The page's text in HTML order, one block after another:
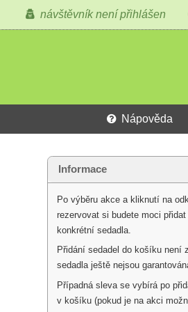
návštěvník není přihlášen
Nápověda
Informace
Po výběru akce a kliknutí na
rezervovat si budete moci
konkrétní sedadla.
Přidání sedadel do košíku není
sedadla ještě nejsou
Případná sleva se vybírá po
v košíku (pokud je na akci